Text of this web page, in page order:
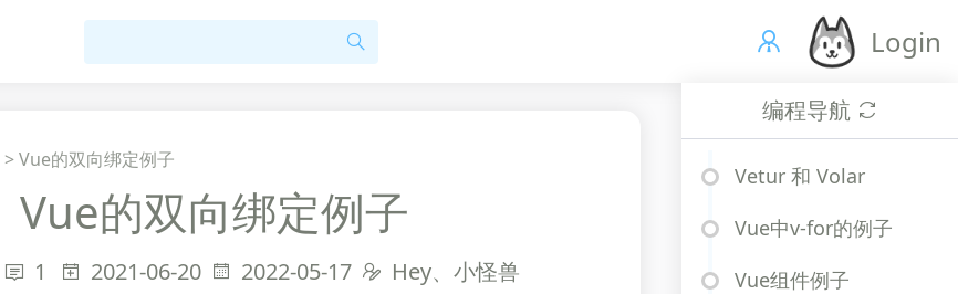
Login
>Vue的双向绑定例子
Vue的双向绑定例子
1 2021-06-20 2022-05-17 Hey、小怪兽
编程导航
Vetur 和 Volar
Vue中v-for的例子
Vue组件例子